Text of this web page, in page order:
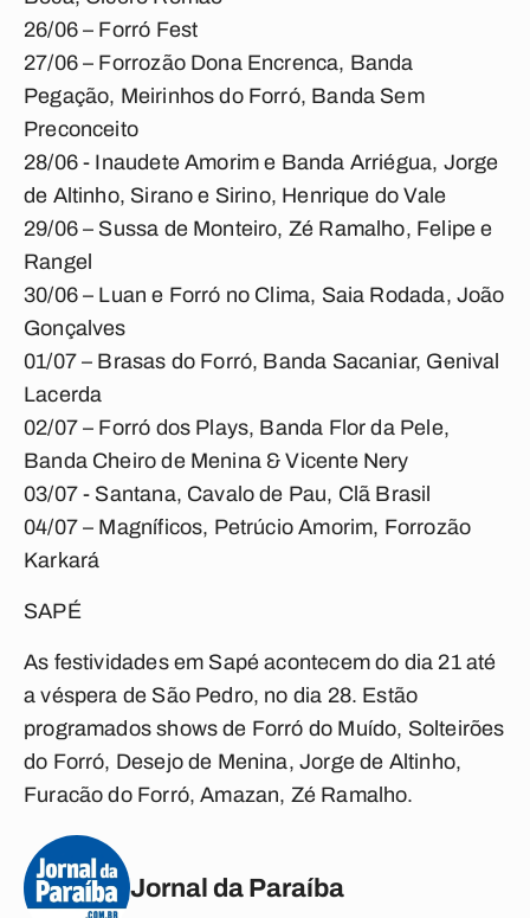
26/06 – Forró Fest
27/06 – Forrozão Dona Encrenca, Banda
Pegação, Meirinhos do Forró, Banda Sem
Preconceito
28/06 - Inaudete Amorim e Banda Arriégua, Jorge
de Altinho, Sirano e Sirino, Henrique do Vale
29/06 – Sussa de Monteiro, Zé Ramalho, Felipe e
Rangel
30/06 – Luan e Forró no Clima, Saia Rodada, João
Gonçalves
01/07 – Brasas do Forró, Banda Sacaniar, Genival
Lacerda
02/07 – Forró dos Plays, Banda Flor da Pele,
Banda Cheiro de Menina & Vicente Nery
03/07 - Santana, Cavalo de Pau, Clã Brasil
04/07 – Magníficos, Petrúcio Amorim, Forrozão
Karkará
SAPÉ
As festividades em Sapé acontecem do dia 21 até
a véspera de São Pedro, no dia 28. Estão
programados shows de Forró do Muído, Solteirões
do Forró, Desejo de Menina, Jorge de Altinho,
Furacão do Forró, Amazan, Zé Ramalho.
Jornal da Paraíba